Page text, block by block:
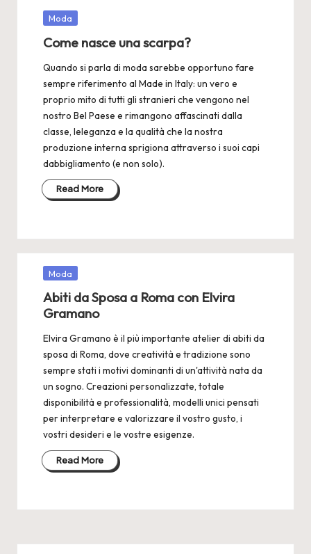
Posted
Moda
Come nasce una scarpa?
Quando si parla di moda sarebbe opportuno fare
sempre riferimento al Made in Italy: un vero e
proprio mito di tutti gli stranieri che vengono nel
nostro Bel Paese e rimangono affascinati dalla
classe, leleganza e la qualità che la nostra
produzione interna sprigiona attraverso i suoi capi
dabbigliamento (e non solo).
Read More
Posted
Moda
Abiti da Sposa a Roma con Elvira
Gramano
Elvira Gramano è il più importante atelier di abiti da
sposa di Roma, dove creatività e tradizione sono
sempre stati i motivi dominanti di un'attività nata da
un sogno. Creazioni personalizzate, totale
disponibilità e professionalità, modelli unici pensati
per interpretare e valorizzare il vostro gusto, i
vostri desideri e le vostre esigenze.
Read More